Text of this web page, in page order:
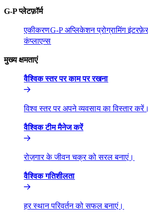
G-P प्लेटफ़ॉर्म​​
एकीकरण​​G-P अप्लिकेशन प्रोग्रामिंग
कंप्लाएन्स​​
मुख्य क्षमताएं​​
वैश्विक स्तर पर काम पर रखना​​
विश्व स्तर पर अपने व्यवसाय का विस्तार करें।​​
वैश्विक टीम मैनेज करें​​
रोज़गार के जीवन चक्र को सरल बनाएं।​​
वैश्विक गतिशीलता​​
हर स्थान परिवर्तन को सफल बनाएं।​​